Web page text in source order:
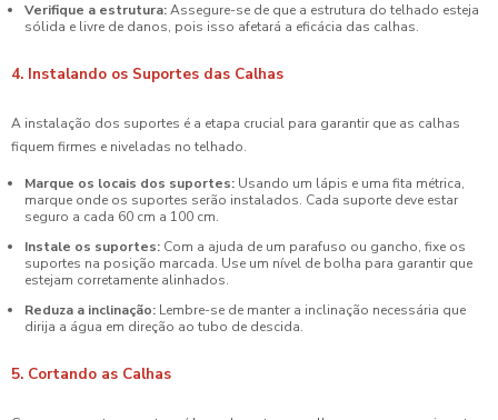
Verifique a estrutura:Assegure-se de que a estrutura do telhado esteja
sólida e livre de danos, pois isso afetará a eficácia das calhas.
4. Instalando os Suportes das Calhas
A instalação dos suportes é a etapa crucial para garantir que as calhas
fiquem firmes e niveladas no telhado.
Marque os locais dos suportes: Usando um lápis e uma fita métrica,
marque onde os suportes serão instalados. Cada suporte deve estar
seguro a cada 60 cm a 100 cm.
Instale os suportes: Com a ajuda de um parafuso ou gancho, fixe os
suportes na posição marcada. Use um nível de bolha para garantir que
estejam corretamente alinhados.
Reduza a inclinação: Lembre-se de manter a inclinação necessária que
dirija a água em direção ao tubo de descida.
5. Cortando as Calhas